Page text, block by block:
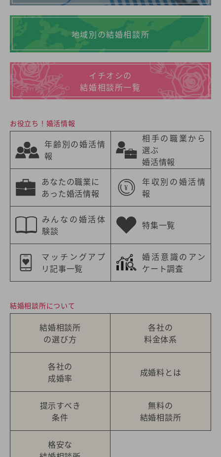
地域別の結婚相談所
イチオシの
結婚相談所一覧
お役立ち！婚活情報
年齢別の婚活情
報
相手の職業から
選ぶ
婚活情報
あなたの職業に
あった婚活情報
年収別の婚活情
報
みんなの婚活体
験談
特集一覧
マッチングアプ
リ記事一覧
婚活意識のアン
ケート調査
結婚相談所について
結婚相談所
の選び方
各社の
料金体系
各社の
成婚率
成婚料とは
提示すべき
条件
無料の
結婚相談所
格安な